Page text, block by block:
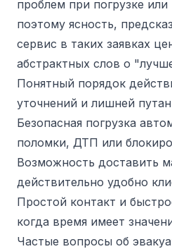
проблем при погрузке
поэтому ясность,
сервис в таких заявках
абстрактных слов о
Понятный порядок
уточнений и лишней
Безопасная погрузка
поломки, ДТП или
Возможность доставить
действительно удобно
Простой контакт и
когда время имеет
Частые вопросы об